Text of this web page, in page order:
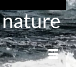
nature